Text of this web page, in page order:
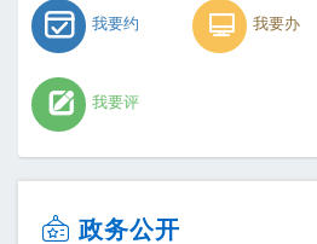
我要约 我要办
我要评
政务公开